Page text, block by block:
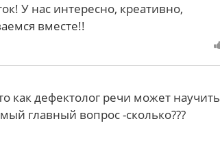
У нас интересно, креативно,
вместе!!
как дефектолог речи может научить
главный вопрос -сколько???